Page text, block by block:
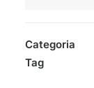
Ceramica
Siciliana
Categoria
Tag